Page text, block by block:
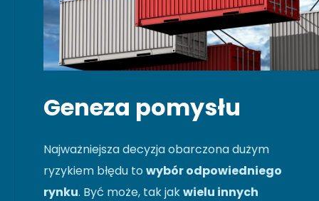
Geneza pomysłu
Najważniejsza decyzja obarczona dużym
ryzykiem błędu to wybór odpowiedniego
rynku. Być może, tak jakwielu innych